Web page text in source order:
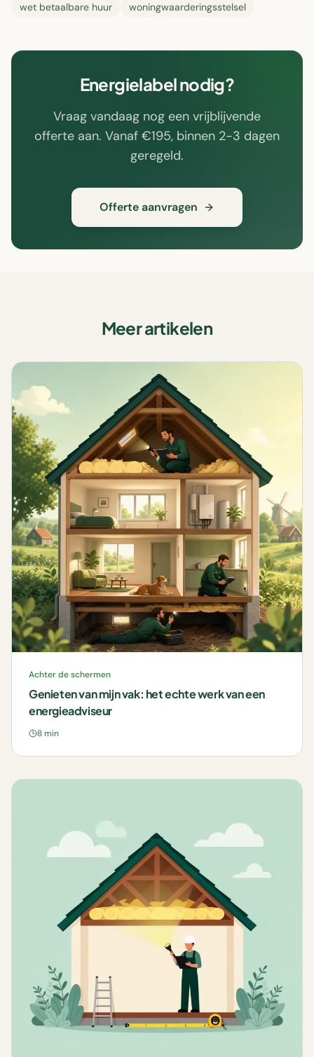
wet betaalbare huur woningwaarderingsstelsel
Energielabel nodig?
Vraag vandaag nog een vrijblijvende
offerte aan. Vanaf €195, binnen 2-3 dagen
geregeld.
Offerte aanvragen
Meer artikelen
Achter de schermen
Genieten van mijn vak: het echte werk van een
energieadviseur
8 min